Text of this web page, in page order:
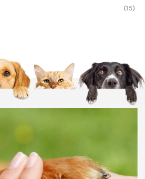
(15)